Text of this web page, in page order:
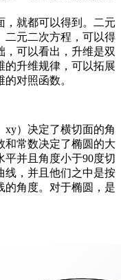
，就都可以得到。二元
二元二次方程，可以得
，可以看出，升维是双
的升维规律，可以拓展
对照函数。
xy）决定了横切面的角
和常数决定了椭圆的大
并且角度小于90度切
线，并且他们之中是按
的角度。对于椭圆，是